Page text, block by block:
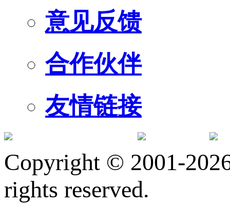
意见反馈
合作伙伴
友情链接
Copyright © 2001-
rights reserved.